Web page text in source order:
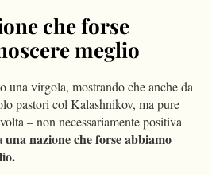
che forse
meglio
una virgola, mostrando che anche da
pastori col Kalashnikov, ma pure
– non necessariamente positiva
una nazione che forse abbiamo